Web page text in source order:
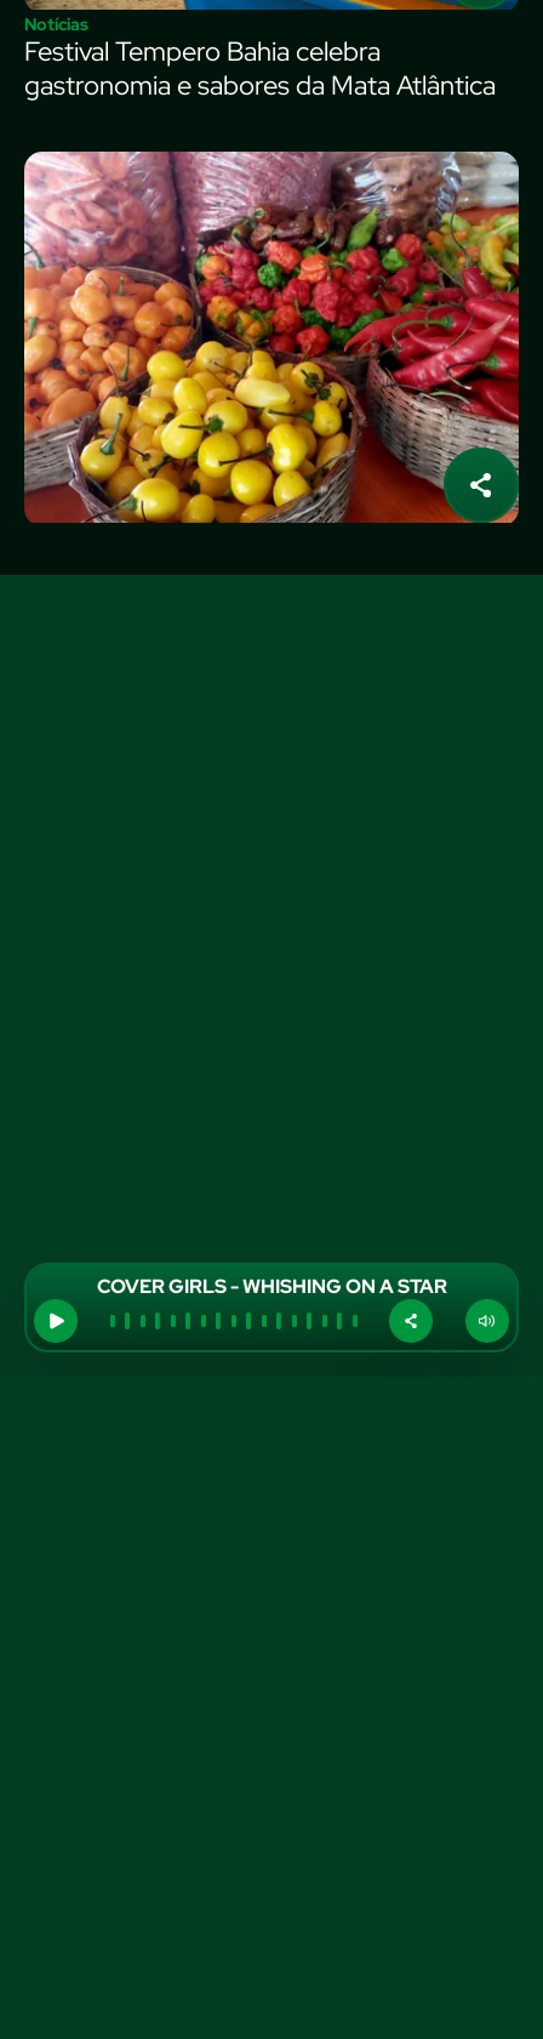
COVER GIRLS - WHISHING ON A STAR
Notícias
Festival Tempero Bahia celebra
gastronomia e sabores da Mata Atlântica